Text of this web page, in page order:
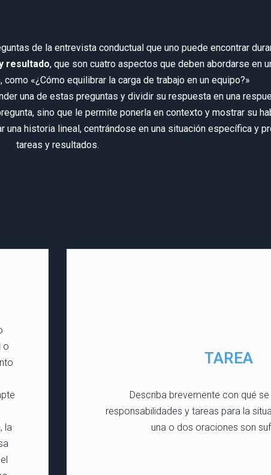
de la entrevista conductual que uno puede encontrar
resultado, que son cuatro aspectos que deben abordarse en
«¿Cómo equilibrar la carga de trabajo en un equipo?»
una de estas preguntas y dividir su respuesta en una
sino que le permite ponerla en contexto y mostrar su
historia lineal, centrándose en una situación específica y
tareas y resultados.
o
la
TAREA
Describa brevemente con qué se
responsabilidades y tareas para la
una o dos oraciones son